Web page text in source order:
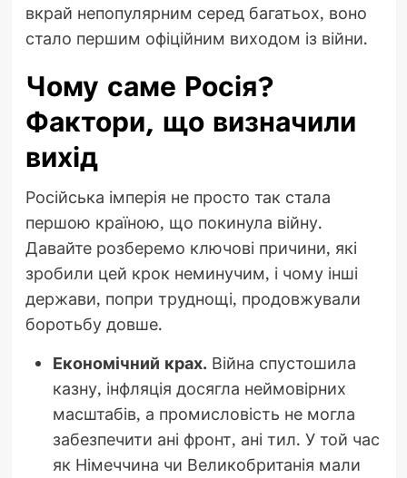
вкрай непопулярним серед багатьох, воно
стало першим офіційним виходом із війни.
Чому саме Росія?
Фактори, що визначили
вихід
Російська імперія не просто так стала
першою країною, що покинула війну.
Давайте розберемо ключові причини, які
зробили цей крок неминучим, і чому інші
держави, попри труднощі, продовжували
боротьбу довше.
Економічний крах. Війна спустошила
казну, інфляція досягла неймовірних
масштабів, а промисловість не могла
забезпечити ані фронт, ані тил. У той час
як Німеччина чи Великобританія мали